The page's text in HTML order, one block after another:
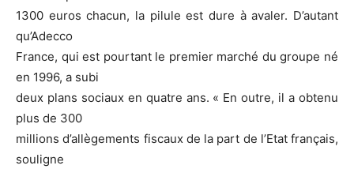
1300 euros chacun, la pilule est dure à avaler. D’autant
qu’Adecco
France, qui est pourtant le premier marché du groupe né
en 1996, a subi
deux plans sociaux en quatre ans. « En outre, il a obtenu
plus de 300
millions d’allègements fiscaux de la part de l’Etat français,
souligne